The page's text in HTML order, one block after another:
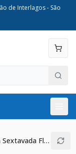
de Interlagos - São
Porca Sextavada Flangeada M8